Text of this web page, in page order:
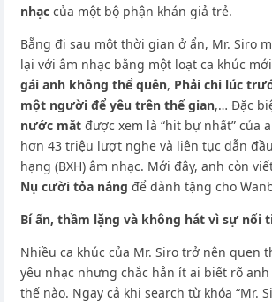
nhạccủa một bộ phận khán giả trẻ.
Bẵng đi sau một thời gian ở ẩn, Mr. Siro
lại với âm nhạc bằng một loạt ca khúc
gái anh không thể quên, Phải chi lúc
một người để yêu trên thế gian,… Đặc
nước mắtđược xem là “hit bự nhất” của
hơn 43 triệu lượt nghe và liên tục dẫn
hạng (BXH) âm nhạc. Mới đây, anh còn
Nụ cười tỏa nắng để dành tặng cho
Bí ẩn, thầm lặng và không hát vì sự nổi
Nhiều ca khúc của Mr. Siro trở nên quen
yêu nhạc nhưng chắc hẳn ít ai biết rõ
thế nào. Ngay cả khi search từ khóa “Mr.